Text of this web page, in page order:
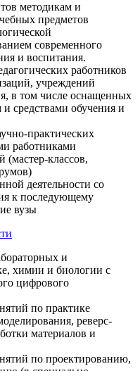
методикам и
предметов
современного
и воспитания.
работников
учреждений
в том числе оснащенных
средствами обучения и
практических
работниками
(мастер-классов,
деятельности со
к последующему
вузы
и
химии и биологии с
цифрового
по практике
реверс-
материалов и
по проектированию,